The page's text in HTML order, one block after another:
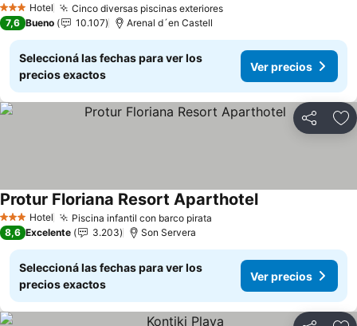
3 Estrellas
Hotel Cinco diversas piscinas exterioresVer precios
7,6 Bueno 10.107 Arenal d´en Castell
Seleccioná las fechas para ver los
precios exactos
Ver precios
Compartir
3 Estrellas
Hotel Piscina infantil con barco pirata
Protur Floriana Resort AparthotelVer precios
8,6 Excelente 3.203 Son Servera
Seleccioná las fechas para ver los
precios exactos
Ver precios